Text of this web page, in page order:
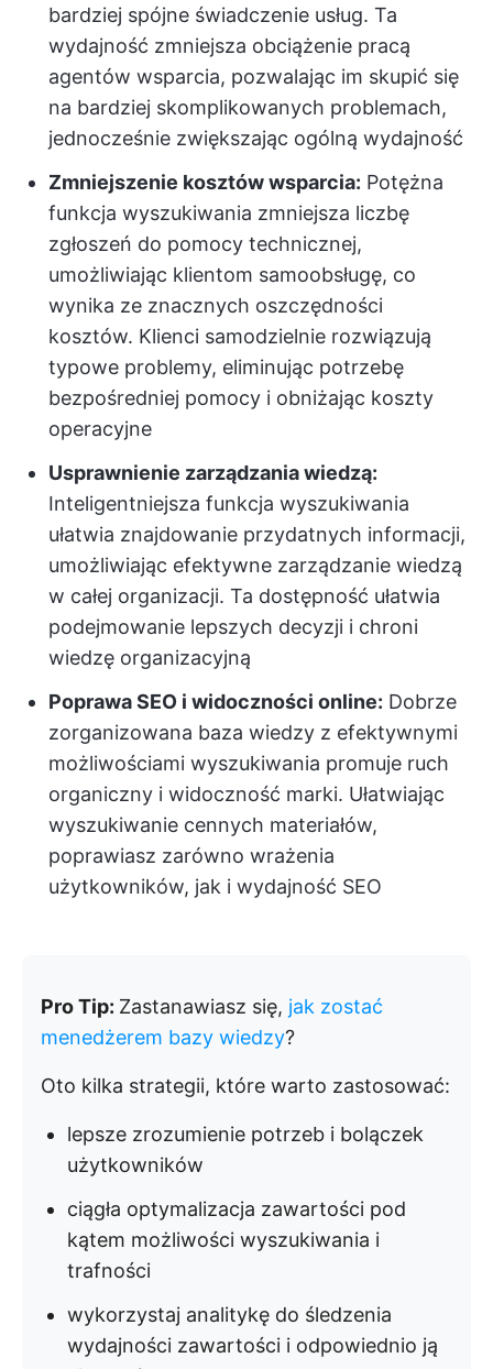
bardziej spójne świadczenie usług. Ta
wydajność zmniejsza obciążenie pracą
agentów wsparcia, pozwalając im skupić się
na bardziej skomplikowanych problemach,
jednocześnie zwiększając ogólną wydajność
Zmniejszenie kosztów wsparcia: Potężna
funkcja wyszukiwania zmniejsza liczbę
zgłoszeń do pomocy technicznej,
umożliwiając klientom samoobsługę, co
wynika ze znacznych oszczędności
kosztów. Klienci samodzielnie rozwiązują
typowe problemy, eliminując potrzebę
bezpośredniej pomocy i obniżając koszty
operacyjne
Usprawnienie zarządzania wiedzą:
Inteligentniejsza funkcja wyszukiwania
ułatwia znajdowanie przydatnych informacji,
umożliwiając efektywne zarządzanie wiedzą
w całej organizacji. Ta dostępność ułatwia
podejmowanie lepszych decyzji i chroni
wiedzę organizacyjną
Poprawa SEO i widoczności online: Dobrze
zorganizowana baza wiedzy z efektywnymi
możliwościami wyszukiwania promuje ruch
organiczny i widoczność marki. Ułatwiając
wyszukiwanie cennych materiałów,
poprawiasz zarówno wrażenia
użytkowników, jak i wydajność SEO
Pro Tip: Zastanawiasz się, jak zostać
menedżerem bazy wiedzy?
Oto kilka strategii, które warto zastosować:
lepsze zrozumienie potrzeb i bolączek
użytkowników
ciągła optymalizacja zawartości pod
kątem możliwości wyszukiwania i
trafności
wykorzystaj analitykę do śledzenia
wydajności zawartości i odpowiednio ją